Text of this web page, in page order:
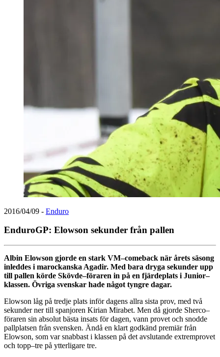
2016/04/09 - Enduro
EnduroGP: Elowson sekunder från pallen
Albin Elowson gjorde en stark VM–comeback när årets säsong
inleddes i marockanska Agadir. Med bara dryga sekunder upp
till pallen körde Skövde–föraren in på en fjärdeplats i Junior–
klassen. Övriga svenskar hade något tyngre dagar.
Elowson låg på tredje plats inför dagens allra sista prov, med två
sekunder ner till spanjoren Kirian Mirabet. Men då gjorde Sherco–
föraren sin absolut bästa insats för dagen, vann provet och snodde
pallplatsen från svensken. Ändå en klart godkänd premiär från
Elowson, som var snabbast i klassen på det avslutande extremprovet
och topp–tre på ytterligare tre.